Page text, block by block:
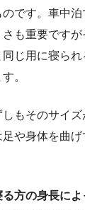
です。車中
も重要です
じ用に寝ら
。
もそのサイ
や身体を曲
方の身長に